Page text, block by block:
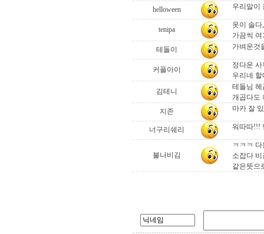
helloween
우리말이
tenipa
옷이 솔
가끔씩
테돌이
가벼운것
커플아이
정다운 사
우리네
김테니
테돌님
개곱다도
지존
마카 잘
너구리쉐리 워따따!!!
불나비김
ㅋㅋㅋ
소잡다
같은뜻으